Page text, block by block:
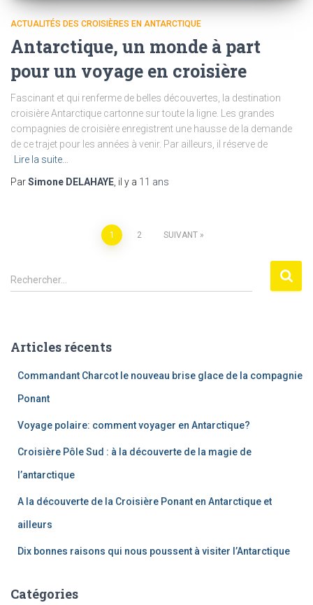
ACTUALITÉS DES CROISIÈRES EN ANTARCTIQUE
Antarctique, un monde à part
pour un voyage en croisière
Fascinant et qui renferme de belles découvertes, la destination
croisière Antarctique cartonne sur toute la ligne. Les grandes
compagnies de croisière enregistrent une hausse de la demande
de ce trajet pour les années à venir. Par ailleurs, il réserve de
Lire la suite…
ParSimone DELAHAYE , il y a 11 ans
Pagination
des
1 2 SUIVANT
R
e
r
Rechercher…
Articles récents
Commandant Charcot le nouveau brise glace de la compagnie
Ponant
Voyage polaire: comment voyager en Antarctique?
Croisière Pôle Sud : à la découverte de la magie de
l’antarctique
A la découverte de la Croisière Ponant en Antarctique et
ailleurs
Dix bonnes raisons qui nous poussent à visiter l’Antarctique
Catégories